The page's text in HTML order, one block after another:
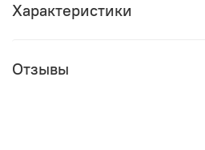
Характеристики
Отзывы